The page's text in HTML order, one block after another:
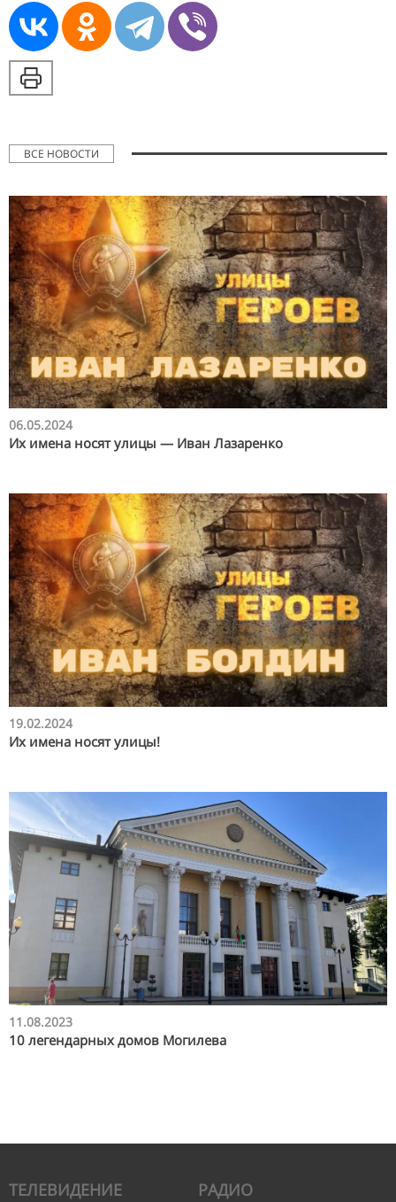
ВСЕ НОВОСТИ
06.05.2024
Их имена носят улицы — Иван Лазаренко
19.02.2024
Их имена носят улицы!
11.08.2023
10 легендарных домов Могилева
ТЕЛЕВИДЕНИЕ РАДИО